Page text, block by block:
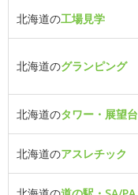
北海道の工場見学
北海道のグランピング
北海道のタワー・展望台
北海道のアスレチック